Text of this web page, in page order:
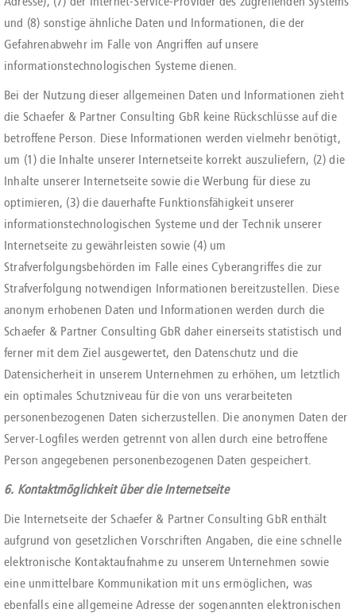
und (8) sonstige ähnliche Daten und Informationen, die der
Gefahrenabwehr im Falle von Angriffen auf unsere
informationstechnologischen Systeme dienen.
Bei der Nutzung dieser allgemeinen Daten und Informationen zieht
die Schaefer & Partner Consulting GbR keine Rückschlüsse auf die
betroffene Person. Diese Informationen werden vielmehr benötigt,
um (1) die Inhalte unserer Internetseite korrekt auszuliefern, (2) die
Inhalte unserer Internetseite sowie die Werbung für diese zu
optimieren, (3) die dauerhafte Funktionsfähigkeit unserer
informationstechnologischen Systeme und der Technik unserer
Internetseite zu gewährleisten sowie (4) um
Strafverfolgungsbehörden im Falle eines Cyberangriffes die zur
Strafverfolgung notwendigen Informationen bereitzustellen. Diese
anonym erhobenen Daten und Informationen werden durch die
Schaefer & Partner Consulting GbR daher einerseits statistisch und
ferner mit dem Ziel ausgewertet, den Datenschutz und die
Datensicherheit in unserem Unternehmen zu erhöhen, um letztlich
ein optimales Schutzniveau für die von uns verarbeiteten
personenbezogenen Daten sicherzustellen. Die anonymen Daten der
Server-Logfiles werden getrennt von allen durch eine betroffene
Person angegebenen personenbezogenen Daten gespeichert.
6. Kontaktmöglichkeit über die Internetseite
Die Internetseite der Schaefer & Partner Consulting GbR enthält
aufgrund von gesetzlichen Vorschriften Angaben, die eine schnelle
elektronische Kontaktaufnahme zu unserem Unternehmen sowie
eine unmittelbare Kommunikation mit uns ermöglichen, was
ebenfalls eine allgemeine Adresse der sogenannten elektronischen